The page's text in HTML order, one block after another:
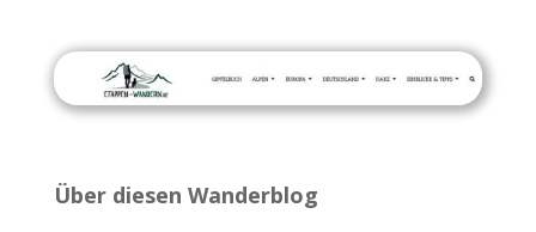
Über diesen Wanderblog